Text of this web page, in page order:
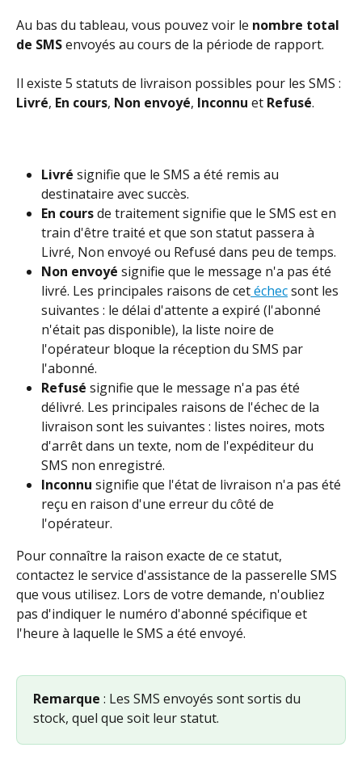
Au bas du tableau, vous pouvez voir le nombre total
de SMS envoyés au cours de la période de rapport.
Il existe 5 statuts de livraison possibles pour les SMS :
Livré, En cours, Non envoyé, Inconnu et Refusé.
Livré signifie que le SMS a été remis au
destinataire avec succès.
En cours de traitement signifie que le SMS est en
train d'être traité et que son statut passera à
Livré, Non envoyé ou Refusé dans peu de temps.
Non envoyé signifie que le message n'a pas été
livré. Les principales raisons de cet échec sont les
suivantes : le délai d'attente a expiré (l'abonné
n'était pas disponible), la liste noire de
l'opérateur bloque la réception du SMS par
l'abonné.
Refusé signifie que le message n'a pas été
délivré. Les principales raisons de l'échec de la
livraison sont les suivantes : listes noires, mots
d'arrêt dans un texte, nom de l'expéditeur du
SMS non enregistré.
Inconnu signifie que l'état de livraison n'a pas été
reçu en raison d'une erreur du côté de
l'opérateur.
Pour connaître la raison exacte de ce statut,
contactez le service d'assistance de la passerelle SMS
que vous utilisez. Lors de votre demande, n'oubliez
pas d'indiquer le numéro d'abonné spécifique et
l'heure à laquelle le SMS a été envoyé.
Remarque : Les SMS envoyés sont sortis du
stock, quel que soit leur statut.